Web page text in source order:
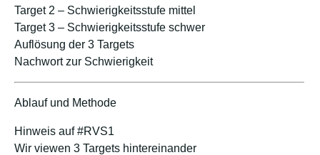
Target 2 – Schwierigkeitsstufe mittel
Target 3 – Schwierigkeitsstufe schwer
Auflösung der 3 Targets
Nachwort zur Schwierigkeit
Ablauf und Methode
Hinweis auf #RVS1
Wir viewen 3 Targets hintereinander